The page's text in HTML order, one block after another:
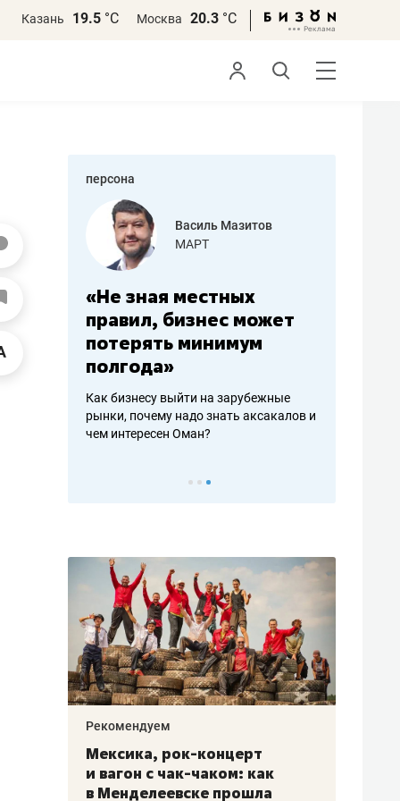
Казань 19.5 °С Москва 20.3 °С
персона
работа
Василь Мазитов
МАРТ
«Не зная местных
правил, бизнес может
потерять минимум
полгода»
Как бизнесу выйти на зарубежные
рынки, почему надо знать аксакалов и
чем интересен Оман?
Рекомендуем
Мексика, рок-концерт
и вагон с чак-чаком: как
в Менделеевске прошла